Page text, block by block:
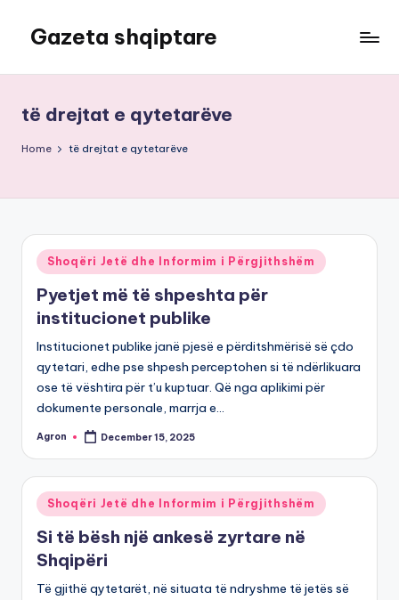
content
Gazeta shqiptare
të drejtat e qytetarëve
Home të drejtat e qytetarëve
Posted
in
Shoqëri Jetë dhe Informim i Përgjithshëm
Pyetjet më të shpeshta për
institucionet publike
Institucionet publike janë pjesë e përditshmërisë së çdo
qytetari, edhe pse shpesh perceptohen si të ndërlikuara
ose të vështira për t’u kuptuar. Që nga aplikimi për
dokumente personale, marrja e…
Posted
Agron December 15, 2025
Posted
in
Shoqëri Jetë dhe Informim i Përgjithshëm
Si të bësh një ankesë zyrtare në
Shqipëri
Të gjithë qytetarët, në situata të ndryshme të jetës së